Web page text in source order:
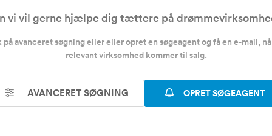
vi vil gerne hjælpe dig tættere på
på avanceret søgning eller eller opret en søgeagent og få en e-mail,
relevant virksomhed kommer til salg.
AVANCERET SØGNING OPRET SØGEAGENT